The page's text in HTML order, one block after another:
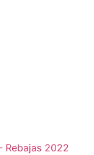
Rebajas 2022